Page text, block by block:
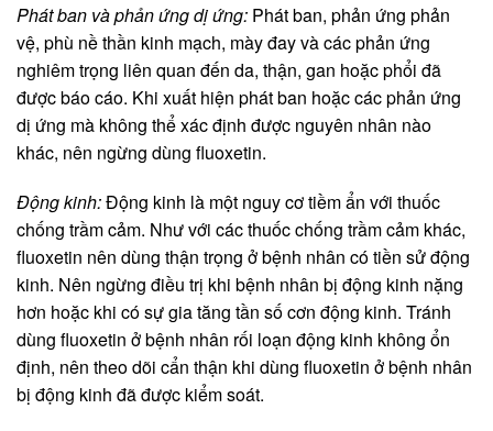
Phát ban và phản ứng dị ứng: Phát ban, phản ứng phản
vệ, phù nề thần kinh mạch, mày đay và các phản ứng
nghiêm trọng liên quan đến da, thận, gan hoặc phổi đã
được báo cáo. Khi xuất hiện phát ban hoặc các phản ứng
dị ứng mà không thể xác định được nguyên nhân nào
khác, nên ngừng dùng fluoxetin.
Động kinh:Động kinh là một nguy cơ tiềm ẩn với thuốc
chống trầm cảm. Như với các thuốc chống trầm cảm khác,
fluoxetin nên dùng thận trọng ở bệnh nhân có tiền sử động
kinh. Nên ngừng điều trị khi bệnh nhân bị động kinh nặng
hơn hoặc khi có sự gia tăng tần số cơn động kinh. Tránh
dùng fluoxetin ở bệnh nhân rối loạn động kinh không ổn
định, nên theo dõi cẩn thận khi dùng fluoxetin ở bệnh nhân
bị động kinh đã được kiểm soát.